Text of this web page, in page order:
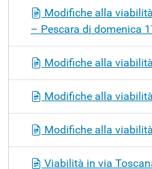
Modifiche alla
– Pescara di domenica
Modifiche alla
Modifiche alla
Modifiche alla
Viabilità in via